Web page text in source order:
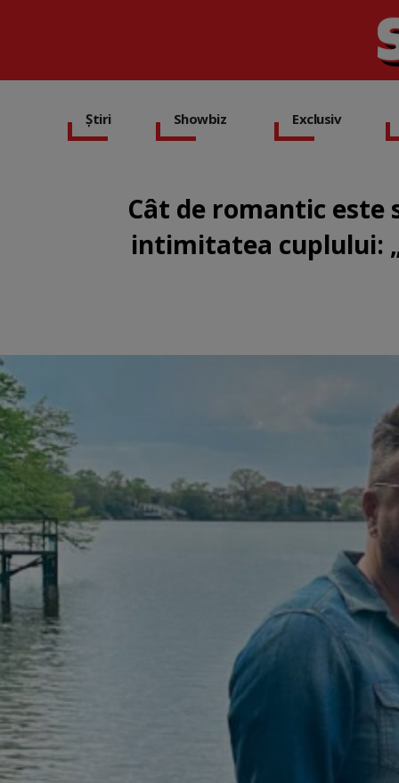
Știri Showbiz Exclusiv
Cât de romantic este
intimitatea cuplului: